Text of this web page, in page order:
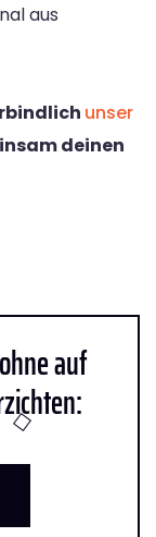
aus
unser
deinen
auf